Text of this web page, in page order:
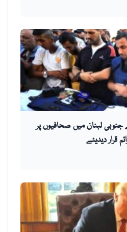
لبنان میں صحافیوں پر
قرار دیدیئے